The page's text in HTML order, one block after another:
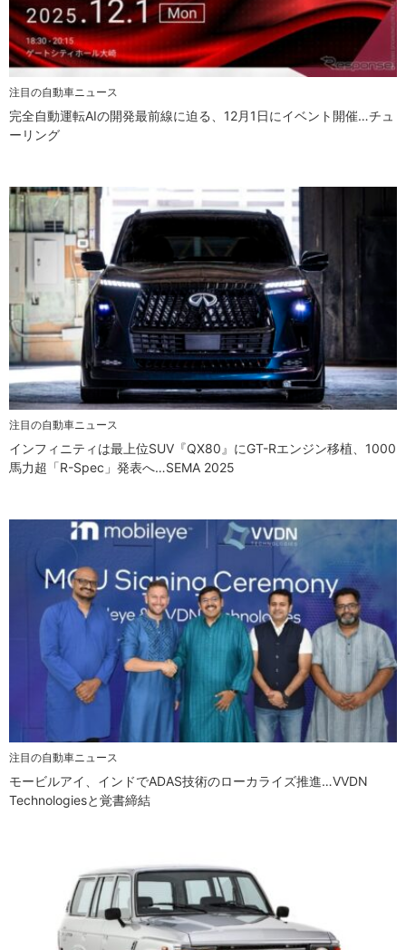
注目の自動車ニュース
完全自動運転AIの開発最前線に迫る、12月1日にイベント開催…チュ
ーリング
注目の自動車ニュース
インフィニティは最上位SUV『QX80』にGT-Rエンジン移植、1000
馬力超「R-Spec」発表へ…SEMA 2025
注目の自動車ニュース
モービルアイ、インドでADAS技術のローカライズ推進…VVDN
Technologiesと覚書締結